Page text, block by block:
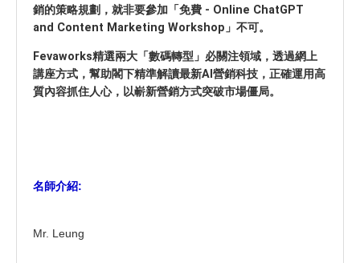
銷的策略規劃，就非要參加「免費 - Online ChatGPT
and Content Marketing Workshop」不可。
Fevaworks精選兩大「數碼轉型」必關注領域，透過網上
講座方式，幫助閣下精準解讀最新AI營銷科技，正確運用高
質內容抓住人心，以嶄新營銷方式突破市場僵局。
名師介紹:
Mr. Leung